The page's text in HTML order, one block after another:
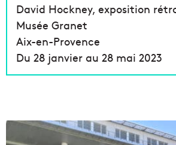
David Hockney, exposition
Musée Granet
Aix-en-Provence
Du 28 janvier au 28 mai 2023
L
e